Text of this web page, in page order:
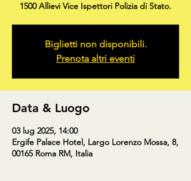
1500 Allievi Vice Ispettori Polizia di Stato.
Biglietti non disponibili.
Prenota altri eventi
Data & Luogo
03 lug 2025, 14:00
Ergife Palace Hotel, Largo Lorenzo Mossa, 8,
00165 Roma RM, Italia